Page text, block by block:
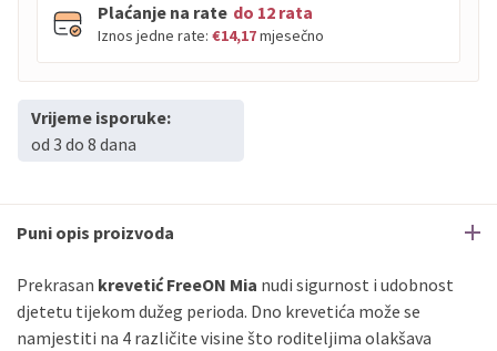
Plaćanje na rate do 12 rata
Iznos jedne rate: €14,17mjesečno
PBZ
PBZ
Erste
Maestro do12rata
Erste
Sve banke Visa
Jednokratno
Vrijeme isporuke:
od 3 do 8 dana
Puni opis proizvoda
Prekrasan krevetić FreeON Mia nudi sigurnost i udobnost
djetetu tijekom dužeg perioda. Dno krevetića može se
namjestiti na 4 različite visine što roditeljima olakšava